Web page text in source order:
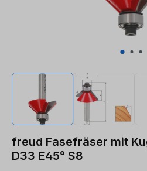
freud Fasefräser mit
D33 E45° S8